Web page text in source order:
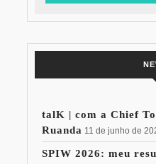
talK | com a Chief
Ruanda 11 de junho de
SPIW 2026: meu